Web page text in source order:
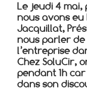
Le jeudi 4
nous avons eu
Jacquillat,
nous parler de
l’entreprise
Chez SoluCir,
pendant 1h
dans son